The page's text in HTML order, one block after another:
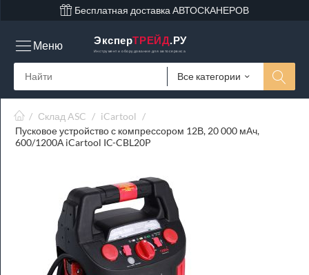
Бесплатная доставка АВТОСКАНЕРОВ
ЭксперТРЕЙД.РУ
Инструмент и оборудование для автосервиса
Все категории
Меню
/ Склад ASC / iCartool /
Пусковое устройство с компрессором 12В, 20 000 мАч,
600/1200А iCartool IC-CBL20P